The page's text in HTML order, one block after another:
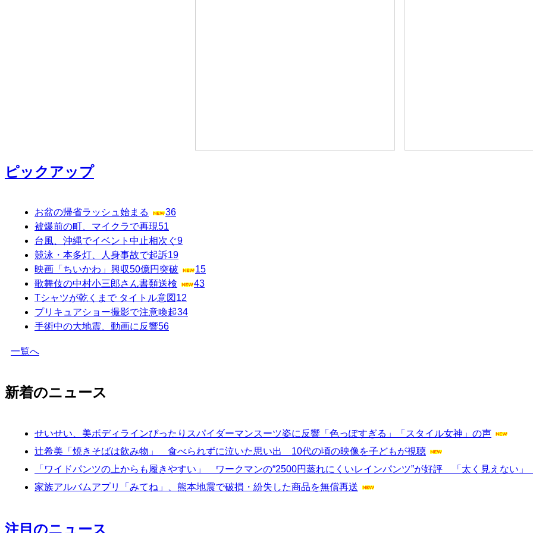
ピックアップ
お盆の帰省ラッシュ始まる
36
被爆前の町、マイクラで再現51
台風、沖縄でイベント中止相次ぐ9
競泳・本多灯、人身事故で起訴19
映画「ちいかわ」興収50億円突破
15
歌舞伎の中村小三郎さん書類送検
43
Tシャツが乾くまで タイトル意図 12
プリキュアショー撮影で注意喚起34
手術中の大地震、動画に反響56
一覧へ
新着のニュース
せいせい、美ボディラインぴったりスパイダーマンスーツ姿に反響「色っぽすぎる」「スタイル女神」の声
辻希美「焼きそばは飲み物」 食べられずに泣いた思い出 10代の頃の映像を子どもが視聴
「ワイドパンツの上からも履きやすい」 ワークマンの“2500円蒸れにくいレインパンツ”が好評 「太く見えない」
家族アルバムアプリ「みてね」、熊本地震で破損・紛失した商品を無償再送
注目のニュース